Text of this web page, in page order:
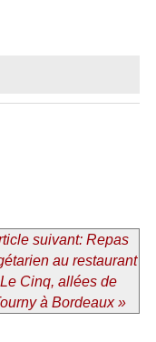
suivant: Repas
au restaurant
Le Cinq, allées de
à Bordeaux »